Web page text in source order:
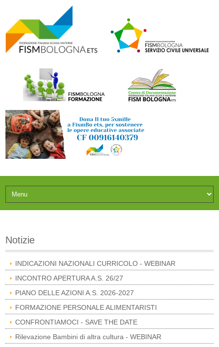
Notizie
INDICAZIONI NAZIONALI CURRICOLO - WEBINAR
INCONTRO APERTURA A.S. 26/27
PIANO DELLE AZIONI A.S. 2026-2027
FORMAZIONE PERSONALE ALIMENTARISTI
CONFRONTIAMOCI - SAVE THE DATE
Rilevazione Bambini di altra cultura - WEBINAR